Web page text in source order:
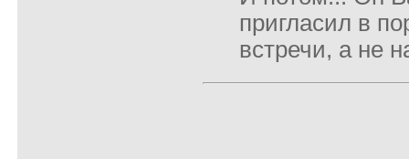
пригласил в
встречи, а не